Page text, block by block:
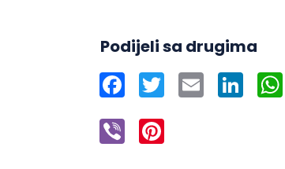
Podijeli sa drugima
Facebook
Twitter Email
Viber